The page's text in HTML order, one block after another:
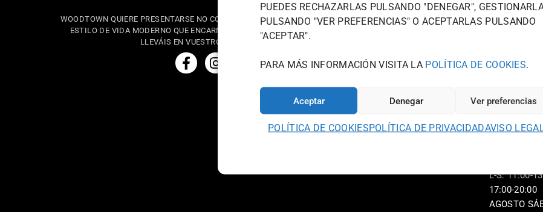
PUEDES RECHAZARLAS PULSANDO "DENEGAR",
PULSANDO "VER PREFERENCIAS" O ACEPTARLAS PULSANDO
"ACEPTAR".
PARA MÁS INFORMACIÓN VISITA LA POLÍTICA DE COOKIES.
Aceptar Denegar Ver preferencias
POLÍTICA DE COOKIESPOLÍTICA DE PRIVACIDADAVISO
WOODTOWN QUIERE PRESENTARSE NO COMO UNA MARCA, SINO COMO UN
ESTILO DE VIDA MODERNO QUE ENCARNA EL ESPÍRITU CREATIVO QUE
LLEVÁIS EN VUESTRO INTERIOR.
POLÍTICA DE
AVISO LEGAL
CONDICIONES
36211 VIGO
INVIERNO:
S: 11:00-
L-S: 11:00-
17:00-20:00
AGOSTO